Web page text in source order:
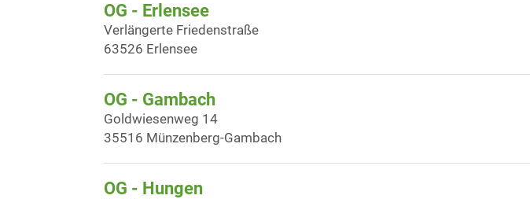
OG - Erlensee
Verlängerte Friedenstraße
63526 Erlensee
OG - Gambach
Goldwiesenweg 14
35516 Münzenberg-Gambach
OG - Hungen